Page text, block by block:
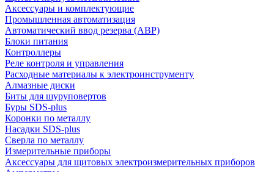
Аксессуары и комплектующие
Промышленная автоматизация
Автоматический ввод резерва (АВР)
Блоки питания
Контроллеры
Реле контроля и управления
Расходные материалы к электроинструменту
Алмазные диски
Биты для шуруповертов
Буры SDS-plus
Коронки по металлу
Насадки SDS-plus
Сверла по металлу
Измерительные приборы
Аксессуары для щитовых электроизмерительных приборов